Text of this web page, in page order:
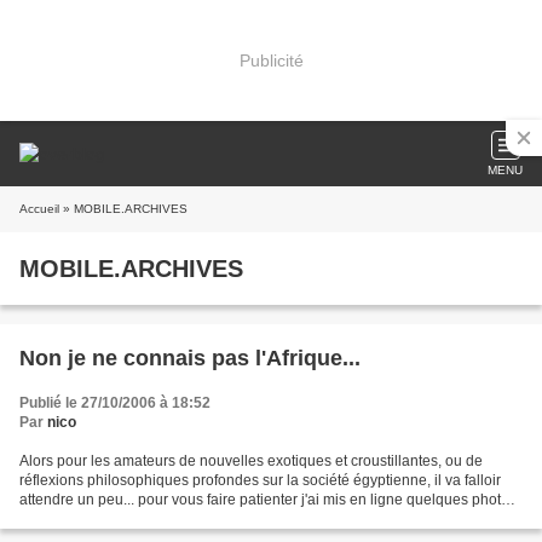
Publicité
MENU
Accueil » MOBILE.ARCHIVES
MOBILE.ARCHIVES
Non je ne connais pas l'Afrique...
Publié le 27/10/2006 à 18:52
Par nico
Alors pour les amateurs de nouvelles exotiques et croustillantes, ou de
réflexions philosophiques profondes sur la société égyptienne, il va falloir
attendre un peu... pour vous faire patienter j'ai mis en ligne quelques photos